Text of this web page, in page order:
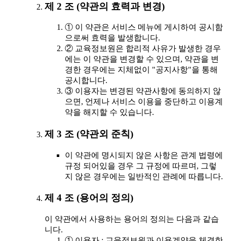
제 2 조 (약관의 효력과 변경)
① 이 약관은 서비스 메뉴에 게시하여 공시함
으로써 효력을 발생합니다.
② 교육정보원은 합리적 사유가 발생한 경우
에는 이 약관을 변경할 수 있으며, 약관을 변
경한 경우에는 지체없이 "공지사항"을 통해
공시합니다.
③ 이용자는 변경된 약관사항에 동의하지 않
으면, 언제나 서비스 이용을 중단하고 이용계
약을 해지할 수 있습니다.
제 3 조 (약관외 준칙)
이 약관에 명시되지 않은 사항은 관계 법령에
규정 되어있을 경우 그 규정에 따르며, 그렇
지 않은 경우에는 일반적인 관례에 따릅니다.
제 4 조 (용어의 정의)
이 약관에서 사용하는 용어의 정의는 다음과 같습
니다.